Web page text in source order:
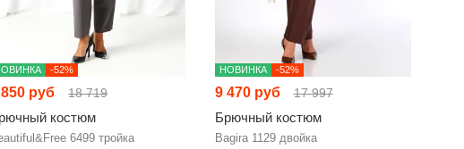
-52%
руб 18 719
костюм
6499 тройка
НОВИНКА -52%
9 470 руб 17 997
Брючный костюм
Bagira 1129 двойка